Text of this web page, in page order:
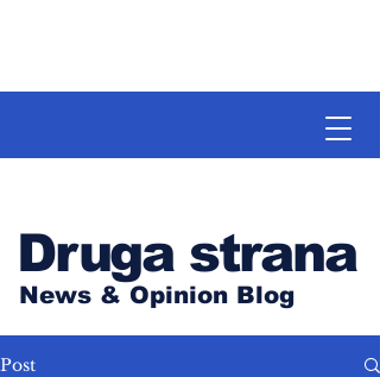
Druga strana
News & Opinion Blog
Post